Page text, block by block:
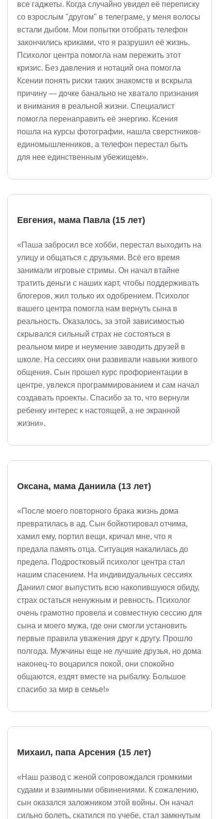
все гаджеты. Когда случайно увидел её переписку
со взрослым "другом" в телеграме, у меня волосы
встали дыбом. Мои попытки отобрать телефон
закончились криками, что я разрушил её жизнь.
Психолог центра помогла нам пережить этот
кризис. Без давления и нотаций она помогла
Ксении понять риски таких знакомств и вскрыла
причину — дочке банально не хватало признания
и внимания в реальной жизни. Специалист
помогла перенаправить её энергию. Ксения
пошла на курсы фотографии, нашла сверстников-
единомышленников, а телефон перестал быть
для нее единственным убежищем».
Евгения, мама Павла (15 лет)
«Паша забросил все хобби, перестал выходить на
улицу и общаться с друзьями. Всё его время
занимали игровые стримы. Он начал втайне
тратить деньги с наших карт, чтобы поддерживать
блогеров, жил только их одобрением. Психолог
вашего центра помогла нам вернуть сына в
реальность. Оказалось, за этой зависимостью
скрывался сильный страх не состояться в
реальном мире и неумение заводить друзей в
школе. На сессиях они развивали навыки живого
общения. Сын прошел курс профориентации в
центре, увлекся программированием и сам начал
создавать проекты. Спасибо за то, что вернули
ребенку интерес к настоящей, а не экранной
жизни».
Оксана, мама Даниила (13 лет)
«После моего повторного брака жизнь дома
превратилась в ад. Сын бойкотировал отчима,
хамил ему, портил вещи, кричал мне, что я
предала память отца. Ситуация накалилась до
предела. Подростковый психолог центра стал
нашим спасением. На индивидуальных сессиях
Даниил смог выпустить всю накопившуюся обиду,
страх остаться ненужным и ревность. Психолог
очень грамотно провела и совместную сессию для
сына и моего мужа, где они смогли установить
первые правила уважения друг к другу. Прошло
полгода. Мужчины еще не лучшие друзья, но дома
наконец-то воцарился покой, они спокойно
общаются, ездят вместе на рыбалку. Большое
спасибо за мир в семье!»
Михаил, папа Арсения (15 лет)
«Наш развод с женой сопровождался громкими
судами и взаимными обвинениями. К сожалению,
сын оказался заложником этой войны. Он начал
сильно болеть, скатился по учебе, стал замкнутым